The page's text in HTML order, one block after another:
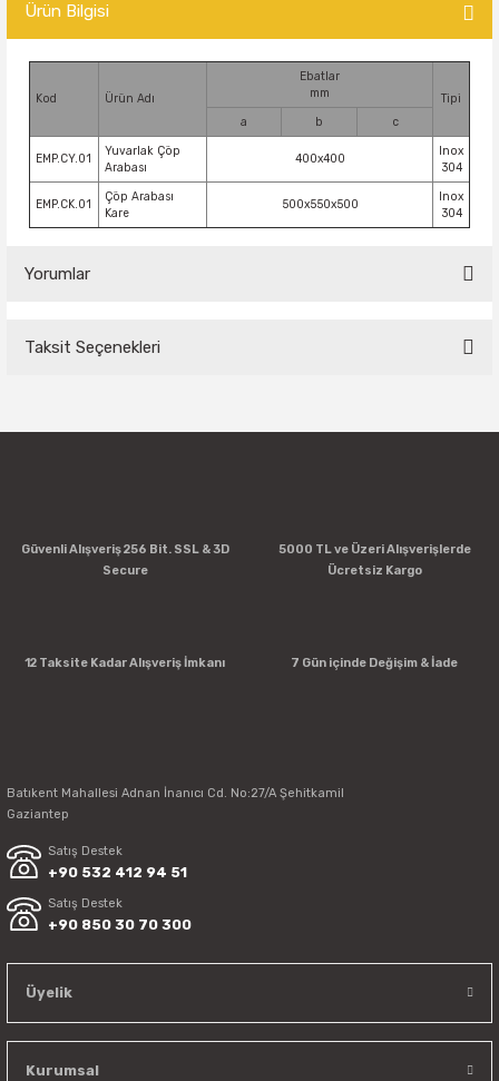
Ürün Bilgisi
Kod Ürün Adı
Ebatlar
mm
Tipi
a
b c
EMP.CY.01
Yuvarlak Çöp
Arabası
400x400
Inox
304
EMP.CK.01
Çöp Arabası
Kare
500x550x500
Inox
304
Yorumlar
Yorum Yaz
Taksit Seçenekleri
Güvenli Alışveriş 256 Bit. SSL & 3D
Secure
5000 TL ve Üzeri Alışverişlerde
Ücretsiz Kargo
12 Taksite Kadar Alışveriş İmkanı 7 Gün içinde Değişim & İade
Batıkent Mahallesi Adnan İnanıcı Cd. No:27/A Şehitkamil
Gaziantep
Satış Destek
+90 532 412 94 51
Satış Destek
+90 850 30 70 300
Üyelik
Kurumsal